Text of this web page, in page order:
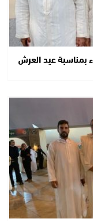
بمناسبة عيد العرش